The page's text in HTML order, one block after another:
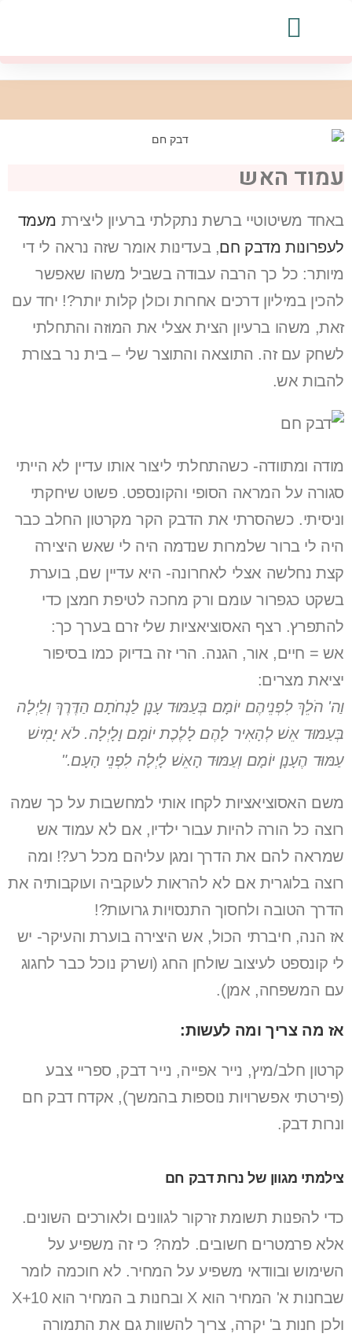
עמוד האש
באחד משיטוטיי ברשת נתקלתי ברעיון ליצירת מעמד
לעפרונות מדבק חם, בעדינות אומר שזה נראה לי די
מיותר: כל כך הרבה עבודה בשביל משהו שאפשר
להכין במיליון דרכים אחרות וכולן קלות יותר?! יחד עם
זאת, משהו ברעיון הצית אצלי את המוזה והתחלתי
לשחק עם זה. התוצאה והתוצר שלי – בית נר בצורת
להבות אש.
מודה ומתוודה- כשהתחלתי ליצור אותו עדיין לא הייתי
סגורה על המראה הסופי והקונספט. פשוט שיחקתי
וניסיתי. כשהסרתי את הדבק הקר מקרטון החלב כבר
היה לי ברור שלמרות שנדמה היה לי שאש היצירה
קצת נחלשה אצלי לאחרונה- היא עדיין שם, בוערת
בשקט כגפרור עומם ורק מחכה לטיפת חמצן כדי
להתפרץ. רצף האסוציאציות שלי זרם בערך כך:
אש = חיים, אור, הגנה. הרי זה בדיוק כמו בסיפור
יציאת מצרים:
וַה' הֹלֵךְ לִפְנֵיהֶם יוֹמָם בְּעַמּוּד עָנָן לַנְחֹתָם הַדֶּרֶךְ וְלַיְלָה
בְּעַמּוּד אֵשׁ לְהָאִיר לָהֶם לָלֶכֶת יוֹמָם וָלָיְלָה. לֹא יָמִישׁ
עַמּוּד הֶעָנָן יוֹמָם וְעַמּוּד הָאֵשׁ לָיְלָה לִפְנֵי הָעָם."
משם האסוציאציות לקחו אותי למחשבות על כך שמה
רוצה כל הורה להיות עבור ילדיו, אם לא עמוד אש
שמראה להם את הדרך ומגן עליהם מכל רע?! ומה
רוצה בלוגרית אם לא להראות לעוקביה ועוקבותיה את
הדרך הטובה ולחסוך התנסויות גרועות?!
אז הנה, חיברתי הכול, אש היצירה בוערת והעיקר- יש
לי קונספט לעיצוב שולחן החג (ושרק נוכל כבר לחגוג
עם המשפחה, אמן).
אז מה צריך ומה לעשות:
קרטון חלב/מיץ, נייר אפייה, נייר דבק, ספריי צבע
(פירטתי אפשרויות נוספות בהמשך), אקדח דבק חם
ונרות דבק.
צילמתי מגוון של נרות דבק חם
כדי להפנות תשומת זרקור לגוונים ולאורכים השונים.
אלא פרמטרים חשובים. למה? כי זה משפיע על
השימוש ובוודאי משפיע על המחיר. לא חוכמה לומר
שבחנות א' המחיר הוא X ובחנות ב המחיר הוא X+10
ולכן חנות ב' יקרה, צריך להשוות גם את התמורה